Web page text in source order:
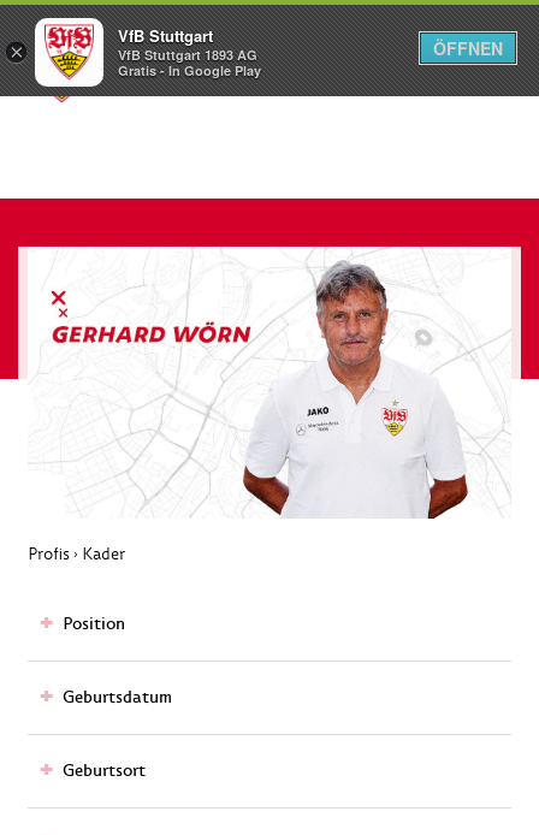
Menü
Profis › Kader
Position
Geburtsdatum
Geburtsort
×
VfB Stuttgart
VfB Stuttgart 1893 AG
Gratis - In Google Play
ÖFFNEN